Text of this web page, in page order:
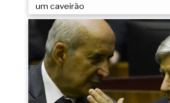
um caveirão